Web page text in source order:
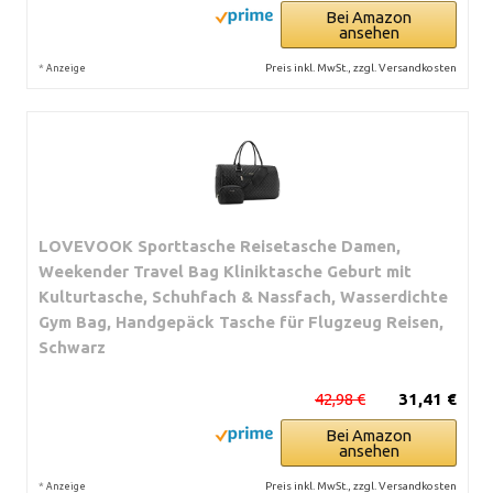
Bei Amazon
ansehen
* Anzeige Preis inkl. MwSt., zzgl. Versandkosten
LOVEVOOK Sporttasche Reisetasche Damen,
Weekender Travel Bag Kliniktasche Geburt mit
Kulturtasche, Schuhfach & Nassfach, Wasserdichte
Gym Bag, Handgepäck Tasche für Flugzeug Reisen,
Schwarz
31,41 €
42,98 €
Bei Amazon
ansehen
* Anzeige Preis inkl. MwSt., zzgl. Versandkosten